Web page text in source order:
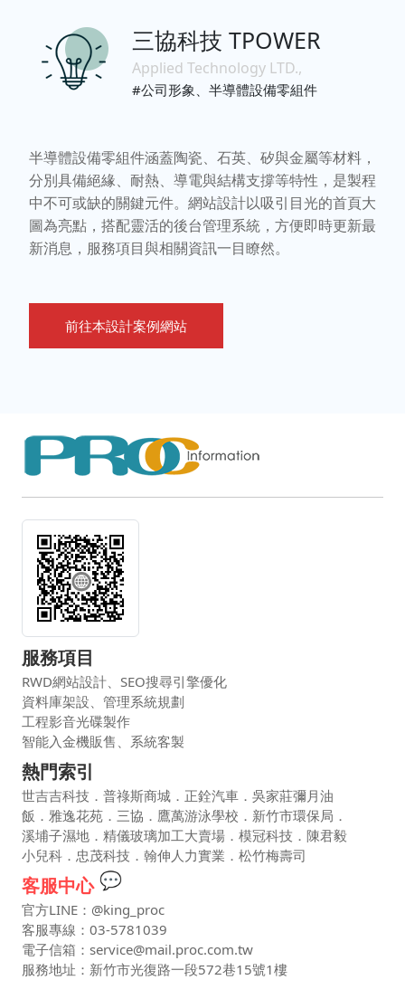
三協科技 TPOWER
Applied Technology LTD.,
#公司形象、半導體設備零組件
半導體設備零組件涵蓋陶瓷、石英、矽與金屬等材料，
分別具備絕緣、耐熱、導電與結構支撐等特性，是製程
中不可或缺的關鍵元件。網站設計以吸引目光的首頁大
圖為亮點，搭配靈活的後台管理系統，方便即時更新最
新消息，服務項目與相關資訊一目瞭然。
前往本設計案例網站
服務項目
RWD網站設計、SEO搜尋引擎優化
資料庫架設、管理系統規劃
工程影音光碟製作
智能入金機販售、系統客製
熱門索引
世吉吉科技．普祿斯商城．正銓汽車．吳家莊彌月油
飯．雅逸花苑．三協．鷹萬游泳學校．新竹市環保局．
溪埔子濕地．精儀玻璃加工大賣場．模冠科技．陳君毅
小兒科．忠茂科技．翰伸人力實業．松竹梅壽司
客服中心 💬
官方LINE：@king_proc
客服專線：03-5781039
電子信箱：service@mail.proc.com.tw
服務地址：新竹市光復路一段572巷15號1樓